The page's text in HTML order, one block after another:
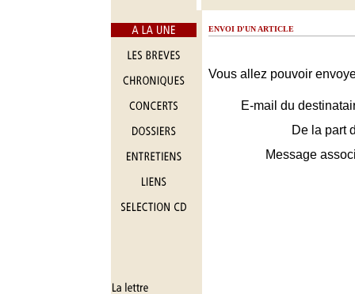
ENVOI D'UN ARTICLE
Vous allez pouvoir
E-mail du
De la part
Message